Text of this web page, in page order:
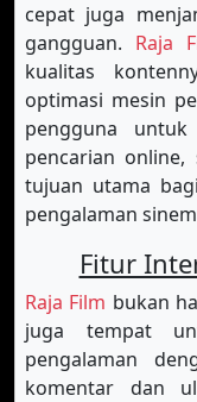
cepat juga
gangguan. Raja
kualitas
optimasi mesin
pengguna untuk
pencarian
tujuan utama
pengalaman
Fitur
Raja Film bukan
juga tempat
pengalaman
komentar dan